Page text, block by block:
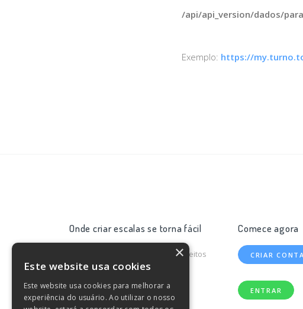
/api/api_version/dados/
Exemplo: https://
Onde criar escalas se torna fácil
Todos os direitos
reservados.
Comece agora
CRIAR CONTA
ENTRAR
×
Este website usa cookies
Este website usa cookies para melhorar a
experiência do usuário. Ao utilizar o nosso